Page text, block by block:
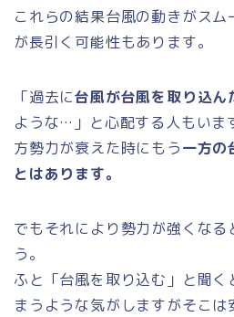
これらの結果台風の動きがス
が長引く可能性もあります。
「過去に台風が台風を取り込ん
ような…」と心配する人もいま
方勢力が衰えた時にもう一方の
とはあります。
でもそれにより勢力が強くなる
う。
ふと「台風を取り込む」と聞く
まうような気がしますがそこは